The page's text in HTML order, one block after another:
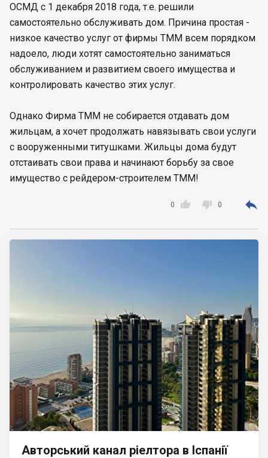
ОСМД с 1 декабря 2018 года, т.е. решили
самостоятельно обслуживать дом. Причина простая -
низкое качество услуг от фирмы ТММ всем порядком
надоело, люди хотят самостоятельно заниматься
обслуживанием и развитием своего имущества и
контролировать качество этих услуг.
Однако Фирма ТММ не собирается отдавать дом
жильцам, а хочет продолжать навязывать свои услуги
с вооруженными титушками. Жильцы дома будут
отстаивать свои права и начинают борьбу за свое
имущество с рейдером-строителем ТММ!

0  0 
Авторський канал ріелтора в Іспанії